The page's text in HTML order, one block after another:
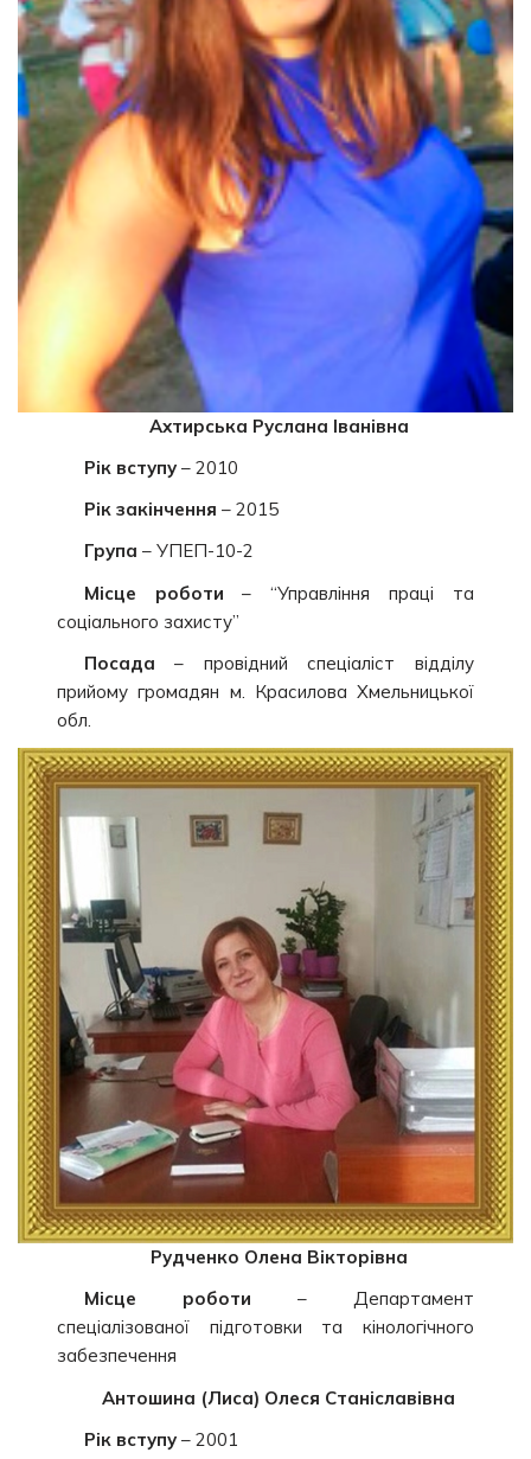
Ахтирська Руслана Іванівна
Рік вступу– 2010
Рік закінчення – 2015
Група – УПЕП-10-2
Місце роботи – “Управління праці та
соціального захисту”
Посада – провідний спеціаліст відділу
прийому громадян м. Красилова Хмельницької
обл.
Рудченко Олена Вікторівна
Місце роботи – Департамент
спеціалізованої підготовки та кінологічного
забезпечення
Антошина (Лиса) Олеся Станіславівна
Рік вступу – 2001